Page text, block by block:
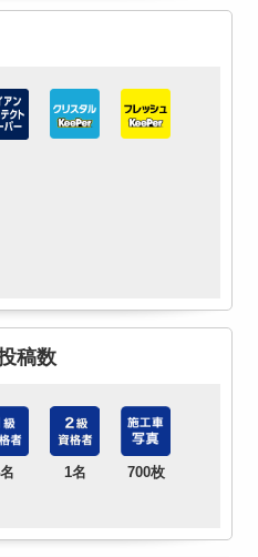
稿数
1名 700枚